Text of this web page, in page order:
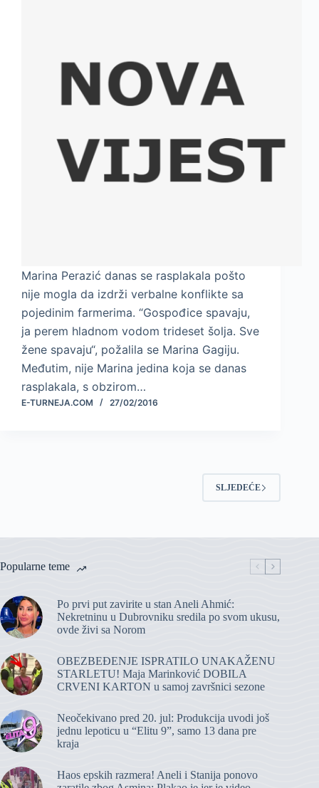
Marina Perazić danas se rasplakala pošto
nije mogla da izdrži verbalne konflikte sa
pojedinim farmerima. “Gospođice spavaju,
ja perem hladnom vodom trideset šolja. Sve
žene spavaju“, požalila se Marina Gagiju.
Međutim, nije Marina jedina koja se danas
rasplakala, s obzirom…
E-TURNEJA.COM 27/02/2016
SLJEDEĆE
Popularne teme
Po prvi put zavirite u stan Aneli Ahmić:
Nekretninu u Dubrovniku sredila po svom ukusu,
ovde živi sa Norom
OBEZBEĐENJE ISPRATILO UNAKAŽENU
STARLETU! Maja Marinković DOBILA
CRVENI KARTON u samoj završnici sezone
Neočekivano pred 20. jul: Produkcija uvodi još
jednu lepoticu u “Elitu 9”, samo 13 dana pre
kraja
Haos epskih razmera! Aneli i Stanija ponovo